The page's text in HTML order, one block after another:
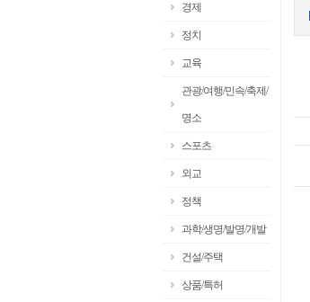
경제
정치
교육
관광/여행/민속/축제/
명소
스포츠
외교
정책
과학/생명/발명/개발
건설/주택
상품/특허